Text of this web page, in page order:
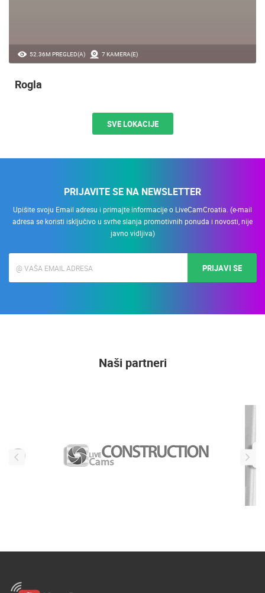
52.36M PREGLED(A) 7 KAMERA(E)
Rogla
SVE LOKACIJE
PRIJAVITE SE NA NEWSLETTER
Upišite svoju Email adresu i primajte informacije o LiveCamCroatia. (e-mail
adresa se koristi isključivo u svrhe slanja promotivnih ponuda i novosti, nije
javno vidljiva)
PRIJAVI SE
Naši partneri